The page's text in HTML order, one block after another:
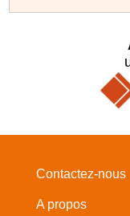
Contactez-nous
A propos